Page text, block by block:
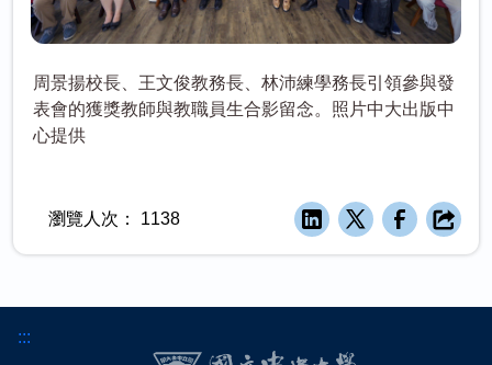
周景揚校長、王文俊教務長、林沛練學務長引領參與發
表會的獲獎教師與教職員生合影留念。照片中大出版中
心提供
瀏覽人次： 1138
:::